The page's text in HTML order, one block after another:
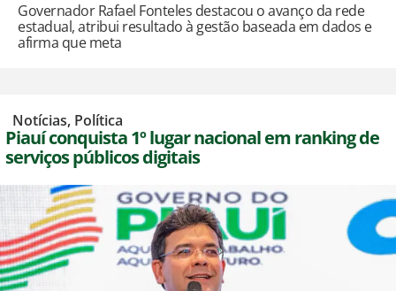
Governador Rafael Fonteles destacou o avanço da rede
estadual, atribui resultado à gestão baseada em dados e
afirma que meta
Notícias, Política
Piauí conquista 1º lugar nacional em ranking de
serviços públicos digitais